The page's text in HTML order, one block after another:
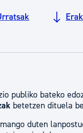
publiko bateko
betetzen dituela
duten